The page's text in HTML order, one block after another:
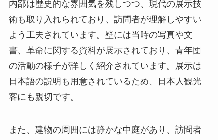
内部は歴史的な雰囲気を残しつつ、現代の展示技
術も取り入れられており、訪問者が理解しやすい
よう工夫されています。壁には当時の写真や文
書、革命に関する資料が展示されており、青年団
の活動の様子が詳しく紹介されています。展示は
日本語の説明も用意されているため、日本人観光
客にも親切です。
また、建物の周囲には静かな中庭があり、訪問者